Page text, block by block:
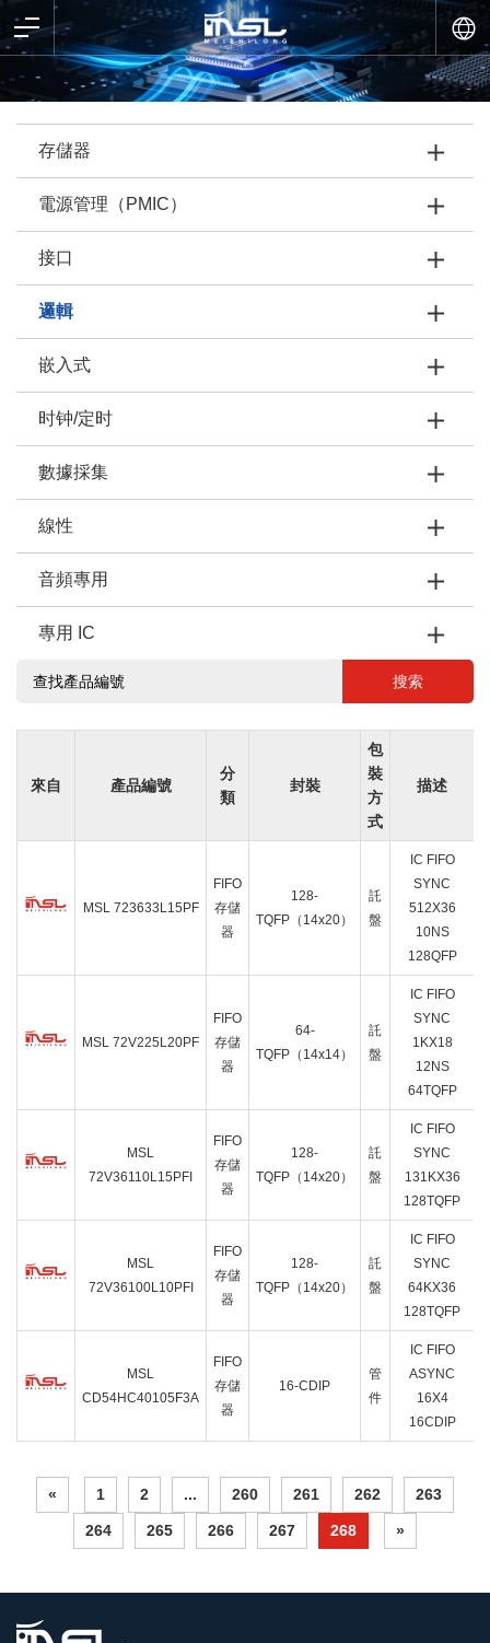
存儲器
電源管理（PMIC）
接口
邏輯
嵌入式
时钟/定时
數據採集
線性
音頻專用
專用 IC
搜索
來自 產品編號
分
類
封裝
包
裝
方
式
描述
MSL 723633L15PF
FIFO
存儲
器
128-
TQFP（14x20）
託
盤
IC FIFO
SYNC
512X36
10NS
128QFP
MSL 72V225L20PF
FIFO
存儲
器
64-
TQFP（14x14）
託
盤
IC FIFO
SYNC
1KX18
12NS
64TQFP
MSL
72V36110L15PFI
FIFO
存儲
器
128-
TQFP（14x20）
託
盤
IC FIFO
SYNC
131KX36
128TQFP
MSL
72V36100L10PFI
FIFO
存儲
器
128-
TQFP（14x20）
託
盤
IC FIFO
SYNC
64KX36
128TQFP
MSL
CD54HC40105F3A
FIFO
存儲
器
16-CDIP
管
件
IC FIFO
ASYNC
16X4
16CDIP
« 1 2 ... 260 261 262 263
264 265 266 267 268 »